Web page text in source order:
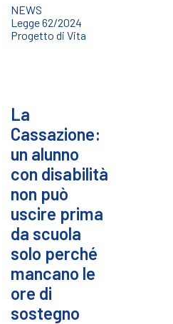
NEWS
Legge 62/2024
Progetto di Vita
La
Cassazione:
un alunno
con disabilità
non può
uscire prima
da scuola
solo perché
mancano le
ore di
sostegno